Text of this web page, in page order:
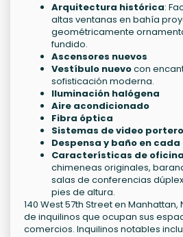
Arquitectura histórica:
altas ventanas en bahía
geométricamente
fundido.
Ascensores nuevos
Vestíbulo nuevocon
sofisticación moderna.
Iluminación halógena
Aire acondicionado
Fibra óptica
Sistemas de video portero
Despensa y baño en
Características de oficina
chimeneas originales,
salas de conferencias
pies de altura.
140 West 57th Street en Manhattan,
de inquilinos que ocupan sus
comercios. Inquilinos notables